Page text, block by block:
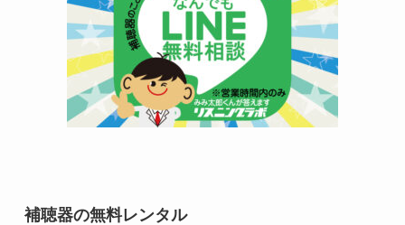
補聴器の無料レンタル